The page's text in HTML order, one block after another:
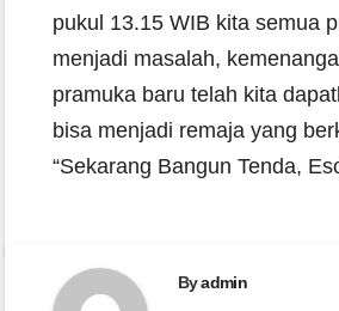
pukul 13.15 WIB kita semua
menjadi masalah,
pramuka baru telah kita
bisa menjadi remaja yang
“Sekarang Bangun Tenda,
Byadmin